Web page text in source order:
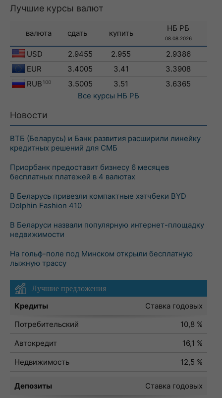
Лучшие курсы валют
валюта сдать купить
НБ РБ
08.08.2026
USD 2.9455 2.955
2.9386
EUR
3.4005 3.41
3.3908
RUB 100 3.5005 3.51
3.6365
Все курсы НБ РБ
Новости
ВТБ (Беларусь) и Банк развития расширили линейку
кредитных решений для СМБ
Приорбанк предоставит бизнесу 6 месяцев
бесплатных платежей в 4 валютах
В Беларусь привезли компактные хэтчбеки BYD
Dolphin Fashion 410
В Беларуси назвали популярную интернет-площадку
недвижимости
На гольф-поле под Минском открыли бесплатную
лыжную трассу
Лучшие предложения
Кредиты
Ставка годовых
Потребительский
10,8 %
Автокредит
16,1 %
Недвижимость
12,5 %
Депозиты
Ставка годовых